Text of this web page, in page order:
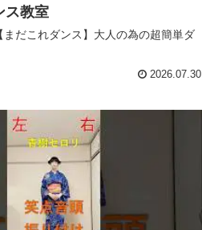
ス教室
まだこれダンス】大人の為の超簡単ダ
2026.07.30